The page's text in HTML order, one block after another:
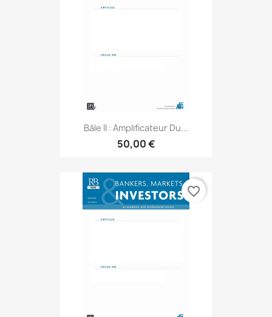
Bâle II : Amplificateur Du...
50,00 €
favorite_border